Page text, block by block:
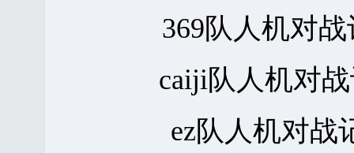
369队人机对
caiji队人机对
ez队人机对战